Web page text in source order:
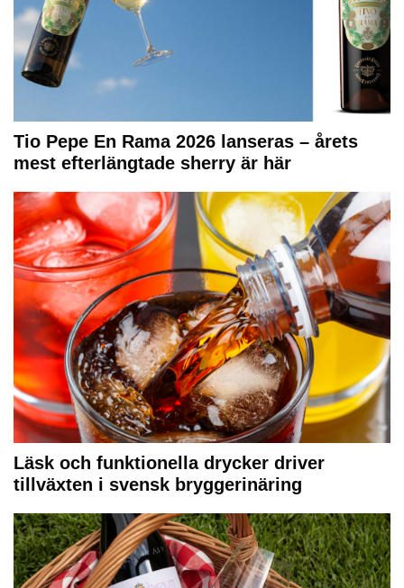
Tio Pepe En Rama 2026 lanseras – årets
mest efterlängtade sherry är här
Läsk och funktionella drycker driver
tillväxten i svensk bryggerinäring